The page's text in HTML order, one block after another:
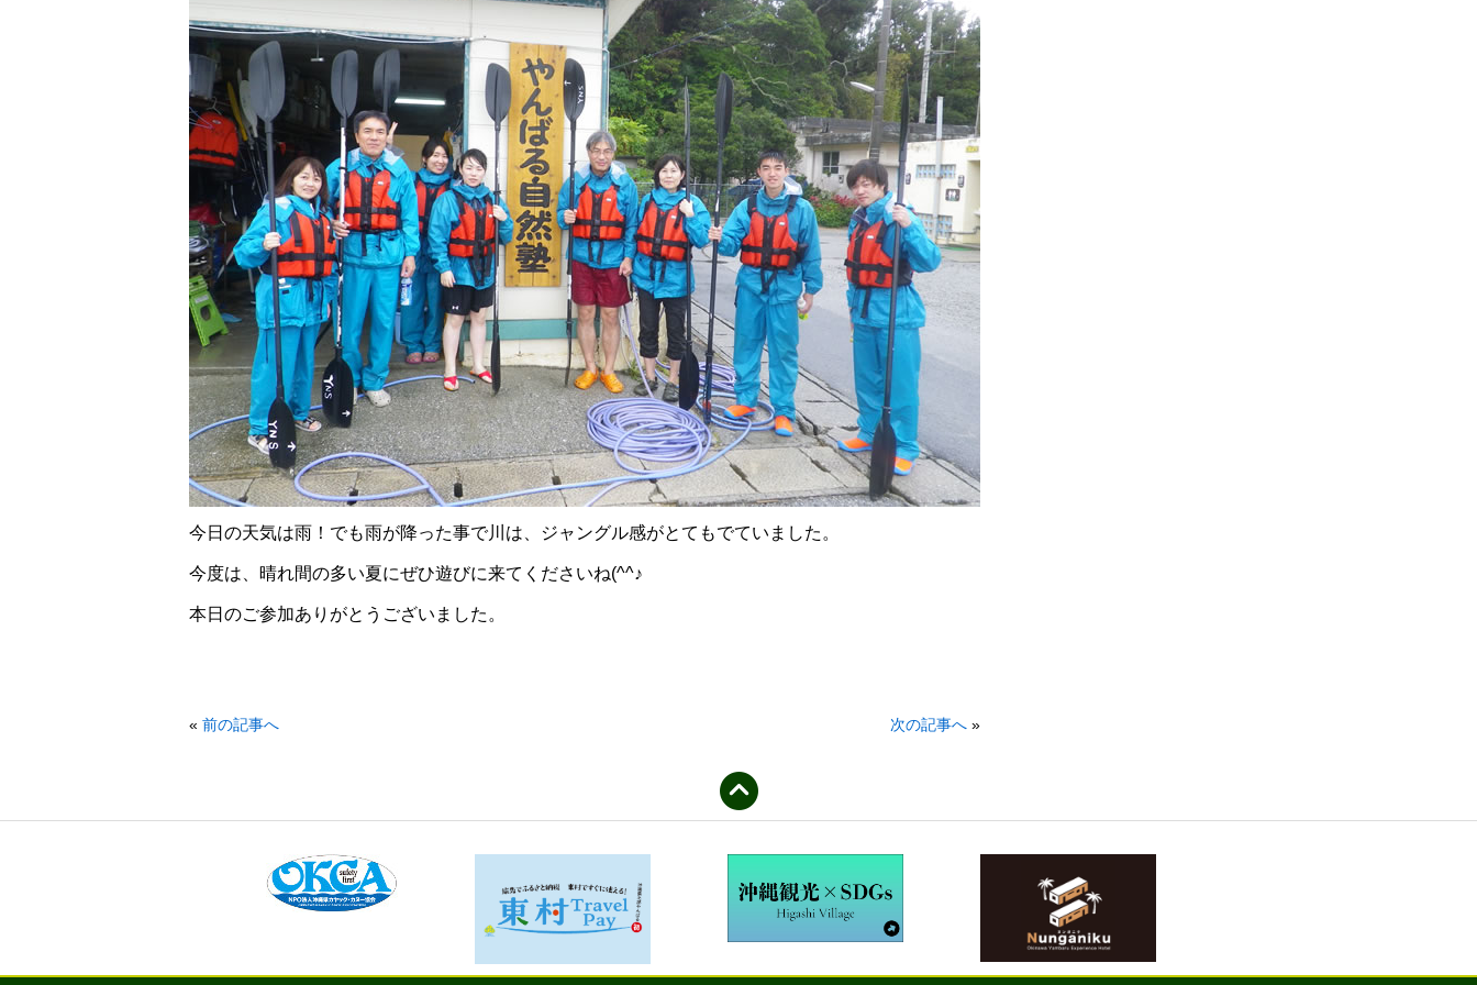
今日の天気は雨！でも雨が降った事で川は、ジャングル感がとてもでていました。
今度は、晴れ間の多い夏にぜひ遊びに来てくださいね(^^♪
本日のご参加ありがとうございました。
« 前の記事へ 次の記事へ »